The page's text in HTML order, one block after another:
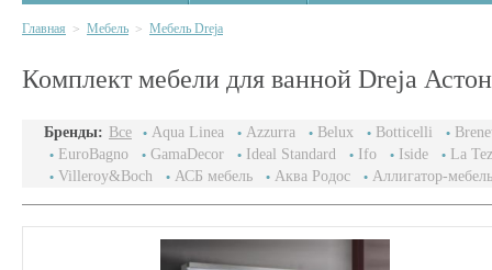
Главная > Мебель > Мебель Dreja
Комплект мебели для ванной Dreja
Бренды: Все Aqua Linea Azzurra Belux Botticelli
EuroBagno
GamaDecor Ideal Standard Ifo Iside
La
Villeroy&Boch
АСБ мебель Аква Родос Аллигатор-мебель